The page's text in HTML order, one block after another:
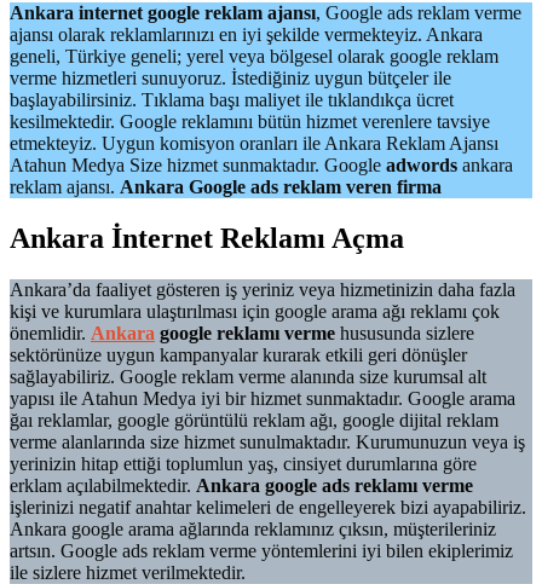
Ankara internet google reklam ajansı, Google ads reklam verme
ajansı olarak reklamlarınızı en iyi şekilde vermekteyiz. Ankara
geneli, Türkiye geneli; yerel veya bölgesel olarak google reklam
verme hizmetleri sunuyoruz. İstediğiniz uygun bütçeler ile
başlayabilirsiniz. Tıklama başı maliyet ile tıklandıkça ücret
kesilmektedir. Google reklamını bütün hizmet verenlere tavsiye
etmekteyiz. Uygun komisyon oranları ile Ankara Reklam Ajansı
Atahun Medya Size hizmet sunmaktadır. Google adwords ankara
reklam ajansı. Ankara Google ads reklam veren firma
Ankara İnternet Reklamı Açma
Ankara’da faaliyet gösteren iş yeriniz veya hizmetinizin daha fazla
kişi ve kurumlara ulaştırılması için google arama ağı reklamı çok
önemlidir. Ankara google reklamı verme hususunda sizlere
sektörünüze uygun kampanyalar kurarak etkili geri dönüşler
sağlayabiliriz. Google reklam verme alanında size kurumsal alt
yapısı ile Atahun Medya iyi bir hizmet sunmaktadır. Google arama
ğaı reklamlar, google görüntülü reklam ağı, google dijital reklam
verme alanlarında size hizmet sunulmaktadır. Kurumunuzun veya iş
yerinizin hitap ettiği toplumlun yaş, cinsiyet durumlarına göre
erklam açılabilmektedir. Ankara google ads reklamı verme
işlerinizi negatif anahtar kelimeleri de engelleyerek bizi ayapabiliriz.
Ankara google arama ağlarında reklamınız çıksın, müşterileriniz
artsın. Google ads reklam verme yöntemlerini iyi bilen ekiplerimiz
ile sizlere hizmet verilmektedir.